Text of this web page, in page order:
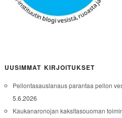
UUSIMMAT KIRJOITUKSET
Pellontasauslanaus parantaa pellon
5.6.2026
Kaukanaronojan kaksitasouoman